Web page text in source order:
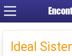
Ideal